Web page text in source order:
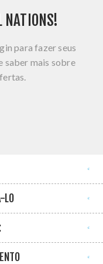
NATIONS!
para fazer seus
saber mais sobre
LO